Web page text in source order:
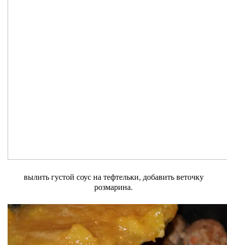
вылить густой соус на тефтельки, добавить веточку
розмарина.